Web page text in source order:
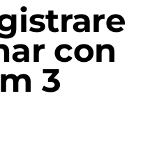
con
3